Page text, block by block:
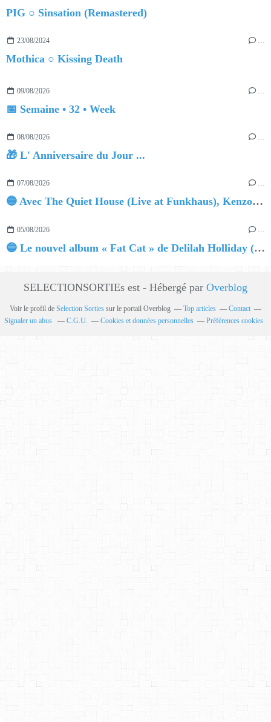
PIG ○ Sinsation (Remastered)
23/08/2024 …
Mothica ○ Kissing Death
09/08/2026
📅 Semaine • 32 • Week
08/08/2026 …
🎁 L' Anniversaire du Jour ...
07/08/2026 …
🔵 Avec The Quiet House (Live at Funkhaus), Kenzo Zurzolo livre une performance aussi intense qu'envoûtante.
05/08/2026
🔵 Le nouvel album « Fat Cat » de Delilah Holliday (sortie le 30 Octobre 2026)
SELECTIONSORTIEs est - Hébergé par Overblog
Voir le profil de Selection Sorties sur le portail Overblog Top articles
Contact
Signaler un abus
C.G.U. Cookies et données personnelles Préférences cookies